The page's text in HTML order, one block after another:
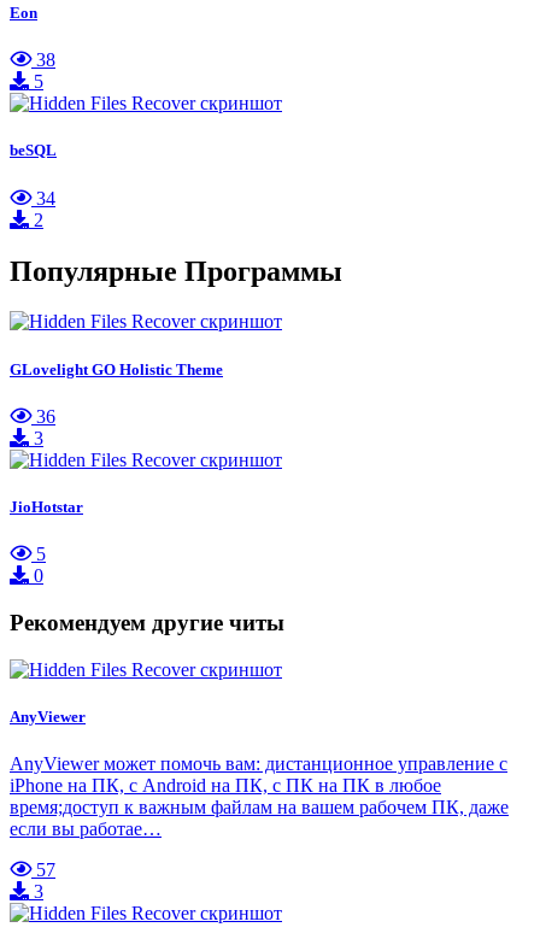
Eon
38
5
beSQL
34
2
Популярные Программы
GLovelight GO Holistic Theme
36
3
JioHotstar
5
0
Рекомендуем другие читы
AnyViewer
AnyViewer может помочь вам: дистанционное управление с
iPhone на ПК, с Android на ПК, с ПК на ПК в любое
время;доступ к важным файлам на вашем рабочем ПК, даже
если вы работае…
57
3